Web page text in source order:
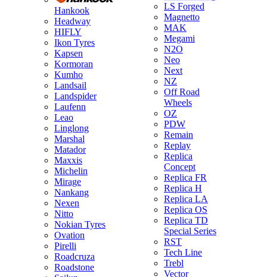
Hankook
Headway
HIFLY
Ikon Tyres
Kapsen
Kormoran
Kumho
Landsail
Landspider
Laufenn
Leao
Linglong
Marshal
Matador
Maxxis
Michelin
Mirage
Nankang
Nexen
Nitto
Nokian Tyres
Ovation
Pirelli
Roadcruza
Roadstone
LS Forged
Magnetto
MAK
Megami
N2O
Neo
Next
NZ
Off Road
Wheels
OZ
PDW
Remain
Replay
Replica
Concept
Replica FR
Replica H
Replica LA
Replica OS
Replica TD
Special Series
RST
Tech Line
Trebl
Vector